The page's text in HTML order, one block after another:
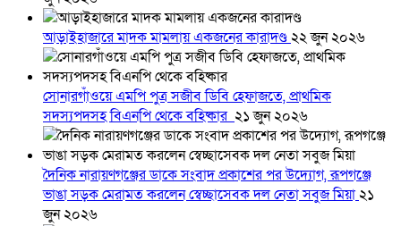
আড়াইহাজারে মাদক মামলায় একজনের কারাদণ্ড২২ জুন ২০২৬
সোনারগাঁওয়ে এমপি পুত্র সজীব ডিবি হেফাজতে, প্রাথমিক
সদস্যপদসহ বিএনপি থেকে বহিষ্কার ২১ জুন ২০২৬
দৈনিক নারায়ণগঞ্জের ডাকে সংবাদ প্রকাশের পর উদ্যোগ, রূপগঞ্জে
ভাঙা সড়ক মেরামত করলেন স্বেচ্ছাসেবক দল নেতা সবুজ মিয়া২১
জুন ২০২৬